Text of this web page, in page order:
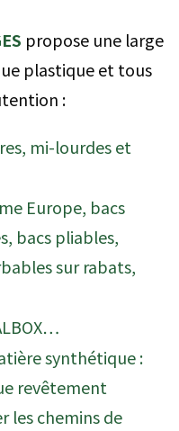
propose une large
plastique et tous
:
mi-lourdes et
Europe, bacs
bacs pliables,
sur rabats,
synthétique :
revêtement
les chemins de